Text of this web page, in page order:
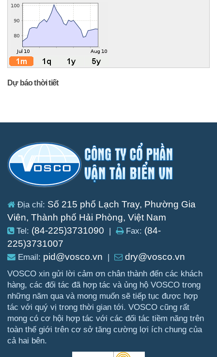
Dự báo thời tiết
Địa chỉ: Số 215 phố Lạch Tray, Phường Gia
Viên, Thành phố Hải Phòng, Việt Nam
Tel: (84-225)3731090 | Fax: (84-
225)3731007
Email: pid@vosco.vn | dry@vosco.vn
VOSCO xin gửi lời cảm ơn chân thành đến các khách
hàng, các đối tác đã hợp tác và ủng hộ VOSCO trong
những năm qua và mong muốn sẽ tiếp tục được hợp
tác với quý vị trong thời gian tới. VOSCO cũng rất
mong có cơ hội hợp tác với các đối tác tiềm năng trên
toàn thế giới trên cơ sở tăng cường lợi ích chung của
cả hai bên.